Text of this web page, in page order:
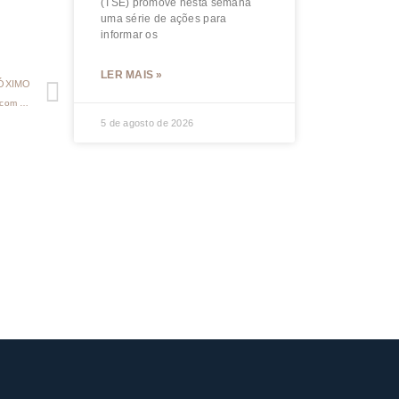
(TSE) promove nesta semana
uma série de ações para
informar os
LER MAIS »
5 de agosto de 2026